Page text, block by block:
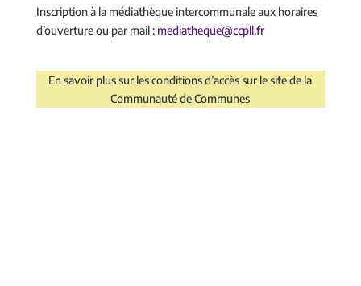
Inscription à la médiathèque intercommunale aux horaires
d’ouverture ou par mail : mediatheque@ccpll.fr
En savoir plus sur les conditions d’accès sur le site de la
Communauté de Communes